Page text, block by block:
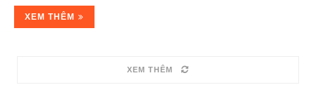
XEM THÊM
XEM THÊM